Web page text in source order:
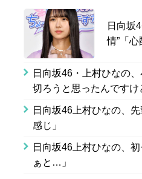
日向坂
情”「
日向坂46・上村ひなの
切ろうと思ったんですけ
日向坂46上村ひなの、
感じ」
日向坂46上村ひなの、
ぁと…」